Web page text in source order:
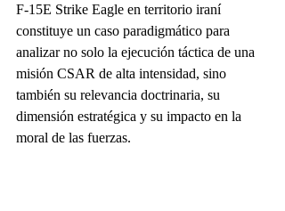
F-15E Strike Eagle en territorio iraní
constituye un caso paradigmático para
analizar no solo la ejecución táctica de una
misión CSAR de alta intensidad, sino
también su relevancia doctrinaria, su
dimensión estratégica y su impacto en la
moral de las fuerzas.